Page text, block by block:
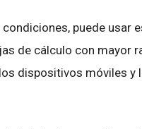
puede usar
de cálculo con mayor
dispositivos móviles y